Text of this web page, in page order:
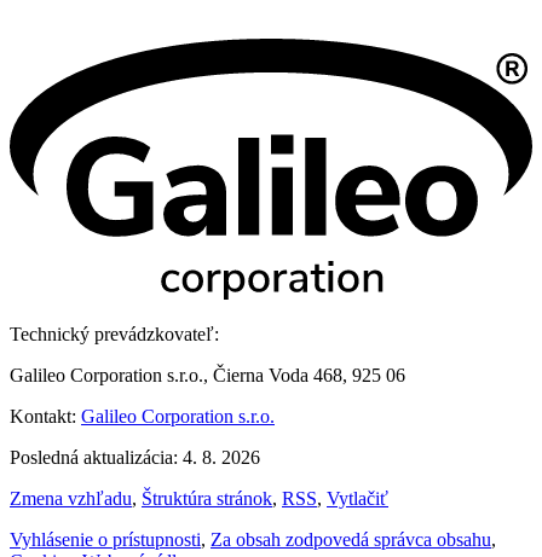
Technický prevádzkovateľ:
Galileo Corporation s.r.o., Čierna Voda 468, 925 06
Kontakt: Galileo Corporation s.r.o.
Posledná aktualizácia: 4. 8. 2026
Zmena vzhľadu, Štruktúra stránok, RSS, Vytlačiť
Vyhlásenie o prístupnosti, Za obsah zodpovedá správca obsahu,